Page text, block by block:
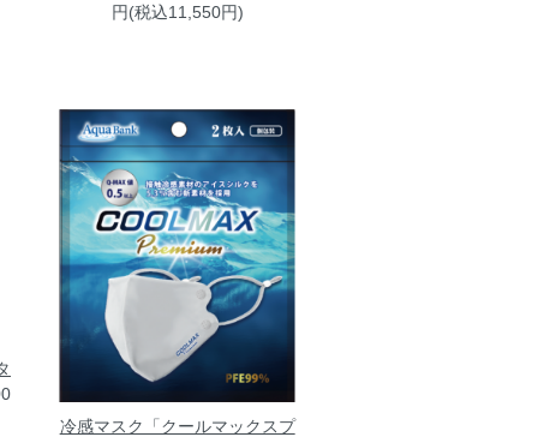
円(税込11,550円)
冷感マスク「クールマックスプ